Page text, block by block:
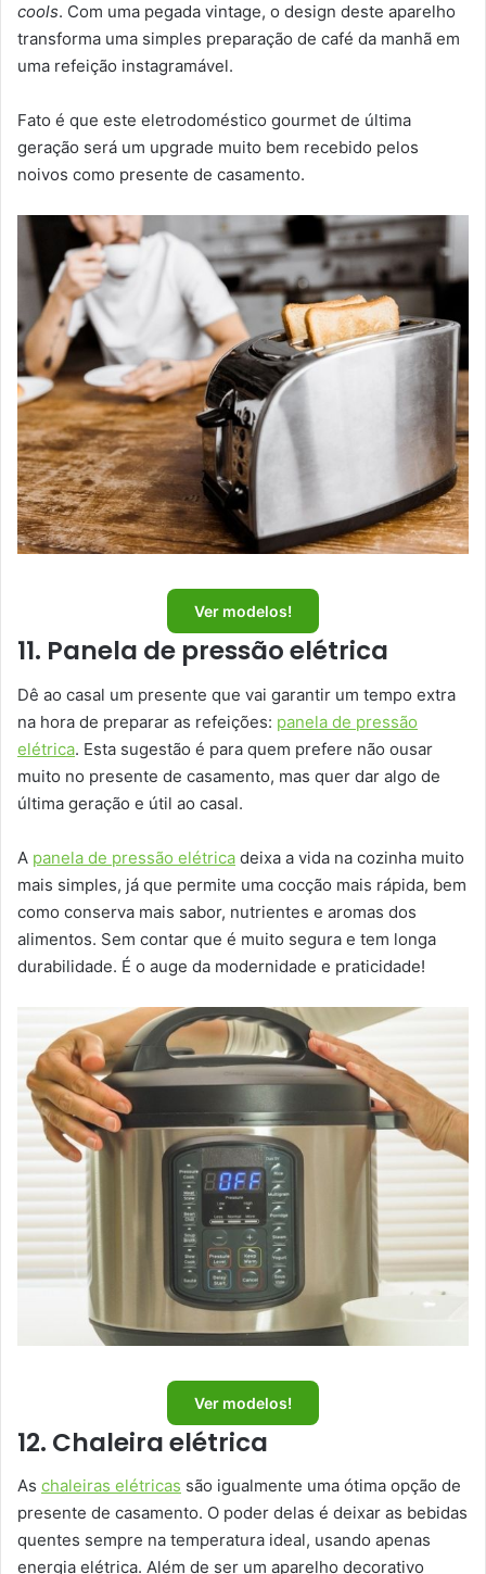
cools. Com uma pegada vintage, o design deste aparelho
transforma uma simples preparação de café da manhã em
uma refeição instagramável.
Fato é que este eletrodoméstico gourmet de última
geração será um upgrade muito bem recebido pelos
noivos como presente de casamento.
Ver modelos!
11. Panela de pressão elétrica
Dê ao casal um presente que vai garantir um tempo extra
na hora de preparar as refeições: panela de pressão
elétrica. Esta sugestão é para quem prefere não ousar
muito no presente de casamento, mas quer dar algo de
última geração e útil ao casal.
A panela de pressão elétrica deixa a vida na cozinha muito
mais simples, já que permite uma cocção mais rápida, bem
como conserva mais sabor, nutrientes e aromas dos
alimentos. Sem contar que é muito segura e tem longa
durabilidade. É o auge da modernidade e praticidade!
Ver modelos!
12. Chaleira elétrica
As chaleiras elétricas são igualmente uma ótima opção de
presente de casamento. O poder delas é deixar as bebidas
quentes sempre na temperatura ideal, usando apenas
energia elétrica. Além de ser um aparelho decorativo